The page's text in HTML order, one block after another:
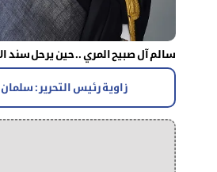
سالم آل صبيح المري .. حين يرحل سند
زاوية رئيس التحرير :